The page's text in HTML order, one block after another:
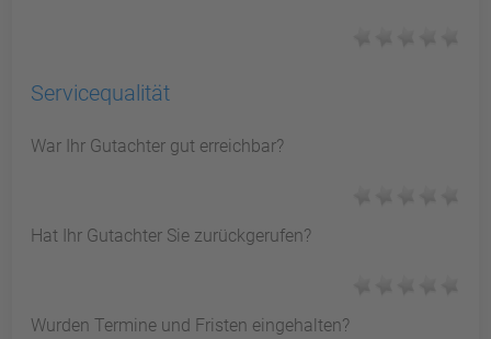
Servicequalität
War Ihr Gutachter gut erreichbar?
Hat Ihr Gutachter Sie zurückgerufen?
Wurden Termine und Fristen eingehalten?